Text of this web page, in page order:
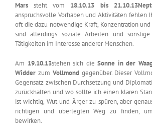
Mars steht vom 18.10.13 bis
anspruchsvolle Vorhaben und Aktivitäten fehlen
oft die dazu notwendige Kraft, Konzentration und
sind allerdings soziale Arbeiten und
Tätigkeiten im Interesse anderer Menschen.
Am 19.10.13stehen sich die Sonne in der
Widder zum Vollmond gegenüber. Dieser
Gegensatz zwischen Durchsetzung und
zurückhalten und wo sollte ich einen klaren
ist wichtig, Wut und Ärger zu spüren, aber
richtigen und überlegten Weg zu finden,
bewirken.